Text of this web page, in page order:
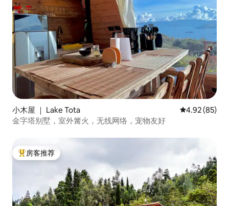
小木屋 ｜ Lake Tota 平均评分
4.92 (85)
金字塔别墅，室外篝火，无线网络，宠物友好
热门「房客推荐」
房客推荐